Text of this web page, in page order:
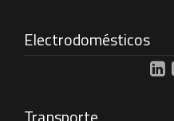
Electrodomésticos